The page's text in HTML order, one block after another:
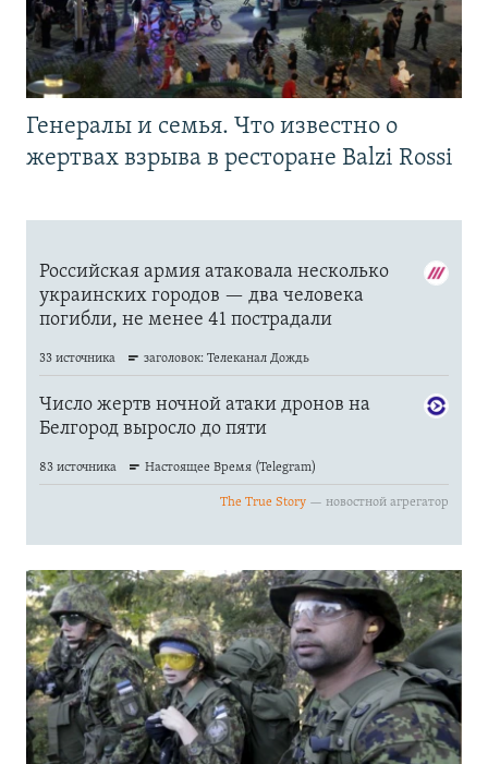
Генералы и семья. Что известно о
жертвах взрыва в ресторане Balzi Rossi